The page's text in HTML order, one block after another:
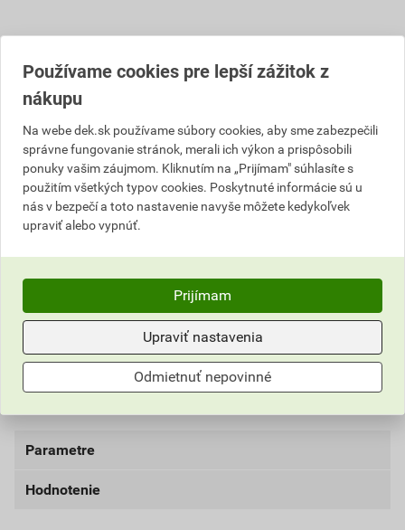
Informácie o cene
Aktuálna predajná cena po zľave 27% z cenníkovej
ceny
25,19 EUR
bez DPH za bal.
30,98 EUR
s DPH za bal.
Najnižšia predajná cena v období 30 dní pred
Aktuálna predajná porovnávacia cena po zľave 27% z
cenníkovej ceny
Parametre
balenie
Hodnotenie
Používame cookies pre lepší zážitok z
nákupu
Na webe dek.sk používame súbory cookies, aby sme zabezpečili
správne fungovanie stránok, merali ich výkon a prispôsobili
ponuky vašim záujmom. Kliknutím na „Prijímam" súhlasíte s
použitím všetkých typov cookies. Poskytnuté informácie sú u
nás v bezpečí a toto nastavenie navyše môžete kedykoľvek
upraviť alebo vypnúť.
Prijímam
Upraviť nastavenia
Odmietnuť nepovinné